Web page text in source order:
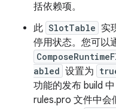
括依赖项。
此 SlotTable 实
停用状态。您可以
abled 设置为
功能的发布 build
rules.pro 文件中会